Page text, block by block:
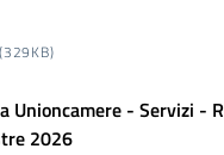
(329KB)
Unioncamere - Servizi -
2026